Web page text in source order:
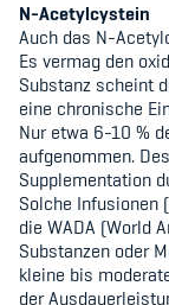
N-Acetylcystein
Auch das N-
Es vermag den
Substanz scheint
eine chronische
Nur etwa 6-10 %
aufgenommen.
Supplementation
Solche Infusionen
die WADA (World
Substanzen oder
kleine bis
der